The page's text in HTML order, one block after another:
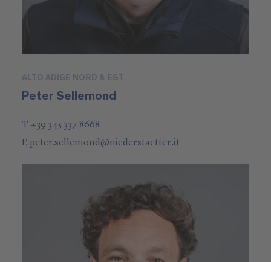
ALTO ADIGE NORD & EST
Peter Sellemond
T +39 345 337 8668
E peter.sellemond@niederstaetter.it